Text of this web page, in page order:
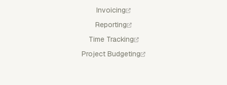
Invoicing
Reporting
Time Tracking
Project Budgeting